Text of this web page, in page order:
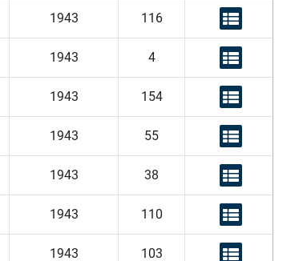
1943 116
1943 4
1943 154
1943 55
1943 38
1943 110
1943 103